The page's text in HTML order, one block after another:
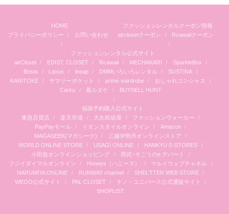
HOME
プライバシーポリシー
お問い合わせ
ファッションレンタルクーポン情報
airclosetクーポン
Rcawaiiクーポン
ファッションレンタル公式サイト
airCloset
EDIST. CLOSET Rcawaii MECHAKARI
SparkleBox
Brista
Laxus leeap DMMいろいろレンタル
SUSTINA
KARITOKE
サマリーポケット prime wardrobe
おしゃれコンシャス
Cariru
着ルダケ BUYSELL HUNT
福袋予約購入公式サイト
東急百貨店
楽天市場 大丸松坂屋
ファッションウォーカー
PayPayモール
イオンスタイルオンライン
Amazon
MAGASEEK(マガシーク)
三越伊勢丹オンラインストア
WORLD ONLINE STORE
USAGI ONLINE
HANKYU E-STORES
小田急オンラインショッピング
西武･そごうのe.デパート
フジイダイマルオンライン
Honeys（ハニーズ）
マルイウェブチャネル
NARUMIYA ONLINE
RUNWAY channel
SHEL’TTER WEB STORE
WEGO公式サイト
PAL CLOSET
ナノ・ユニバース公式通販サイト
SHOPLIST